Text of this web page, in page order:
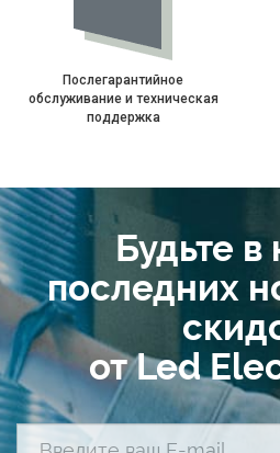
Послегарантийное
обслуживание и техническая
поддержка
Будьте в
последних
от Led